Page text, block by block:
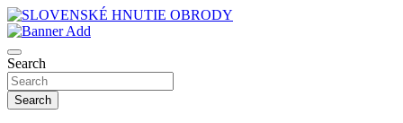
Skip
to
content
SLOVENSKÉ HNUTIE OBRODY
Search
Search